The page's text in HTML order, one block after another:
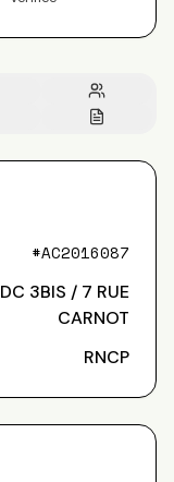
#AC2016087
3BIS / 7 RUE
CARNOT
RNCP